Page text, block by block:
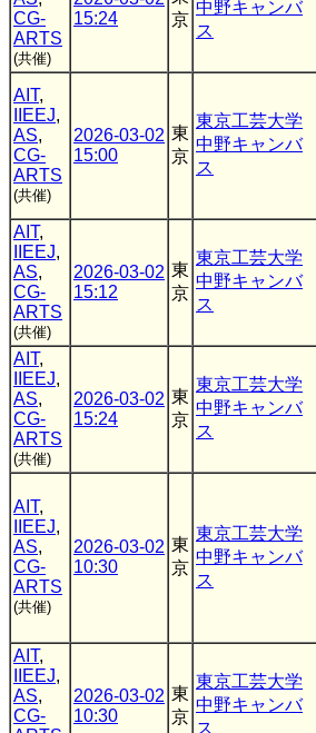
CG-
ARTS
(共催)
15:24
京
中野キャンバ
ス
AIT,
IIEEJ,
AS,
CG-
ARTS
(共催)
2026-03-02
15:00
東
京
東京工芸大学
中野キャンバ
ス
AIT,
IIEEJ,
AS,
CG-
ARTS
(共催)
2026-03-02
15:12
東
京
東京工芸大学
中野キャンバ
ス
AIT,
IIEEJ,
AS,
CG-
ARTS
(共催)
2026-03-02
15:24
東
京
東京工芸大学
中野キャンバ
ス
AIT,
IIEEJ,
AS,
CG-
ARTS
(共催)
2026-03-02
10:30
東
京
東京工芸大学
中野キャンバ
ス
AIT,
IIEEJ,
AS,
CG-
2026-03-02
10:30
東
京
東京工芸大学
中野キャンバ
ス